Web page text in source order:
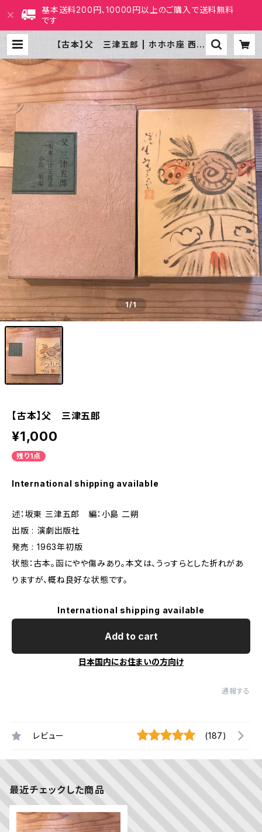
基本送料200円、10000円以上のご購入で送料無料
です
【古本】父 三津五郎 | ホホホ座 西田
1/1
【古本】父 三津五郎
¥1,000
残り1点
International shipping available
述：坂東 三津五郎 編：小島 二朔
出版 : 演劇出版社
発売 : 1963年初版
状態：古本。函にやや傷みあり。本文は、うっすらとした折れがあ
りますが、概ね良好な状態です。
International shipping available
Add to cart
日本国内にお住まいの方向け
通報する
レビュー (187)
最近チェックした商品